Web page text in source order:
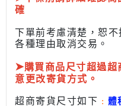
確
下單前考慮清楚，恕
各種理由取消交易。
➤購買商品尺寸超過超
意更改寄貨方式。
超商寄貨尺寸如下 : 體